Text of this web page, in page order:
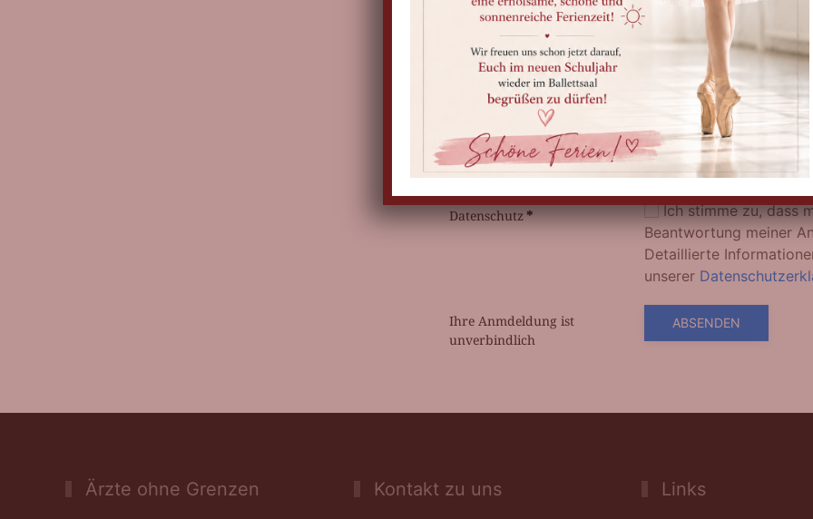
Bemerkungen
Ich interessiere mich für
folgende(n) Kurs(e):
Datenschutz*
Ich stimme zu, dass
Beantwortung meiner
Detaillierte
unserer
Ihre Anmdeldung ist
unverbindlich
ABSENDEN
Ärzte ohne Grenzen Kontakt zu uns Links